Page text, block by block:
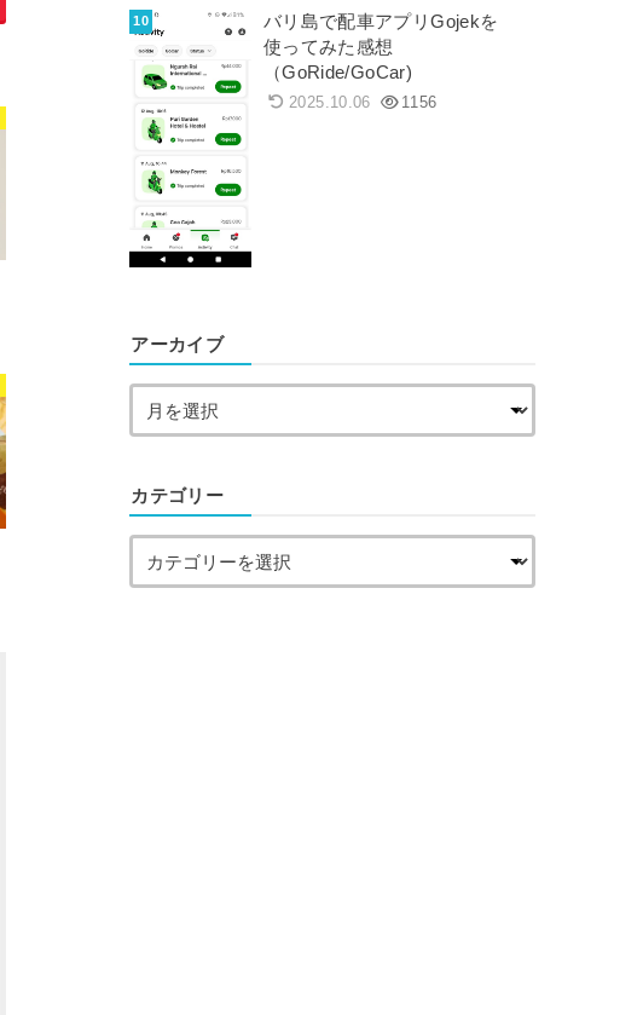
バリ島で配車アプリGojekを
使ってみた感想
（GoRide/GoCar)
2025.10.06 1156
アーカイブ
カテゴリー